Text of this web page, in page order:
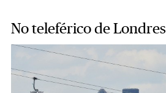
No teleférico de Londres